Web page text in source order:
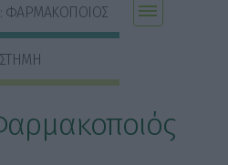
ΦΑΡΜΑΚΟΠΟΙΟΣ